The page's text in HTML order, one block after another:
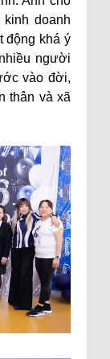
doanh
động khá ý
người
vào đời,
thân và xã